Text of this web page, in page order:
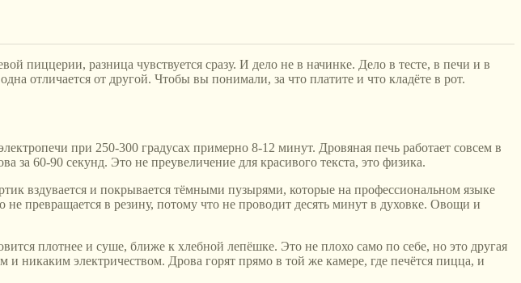
пиццерии, разница чувствуется сразу. И дело не в начинке. Дело в тесте, в печи и в
отличается от другой. Чтобы вы понимали, за что платите и что кладёте в рот.
при 250-300 градусах примерно 8-12 минут. Дровяная печь работает совсем в
за 60-90 секунд. Это не преувеличение для красивого текста, это физика.
вздувается и покрывается тёмными пузырями, которые на профессиональном языке
в резину, потому что не проводит десять минут в духовке. Овощи и
плотнее и суше, ближе к хлебной лепёшке. Это не плохо само по себе, но это другая
никаким электричеством. Дрова горят прямо в той же камере, где печётся пицца, и